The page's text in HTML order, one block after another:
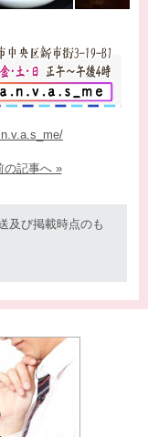
の記事へ »
及び掲載時点のも